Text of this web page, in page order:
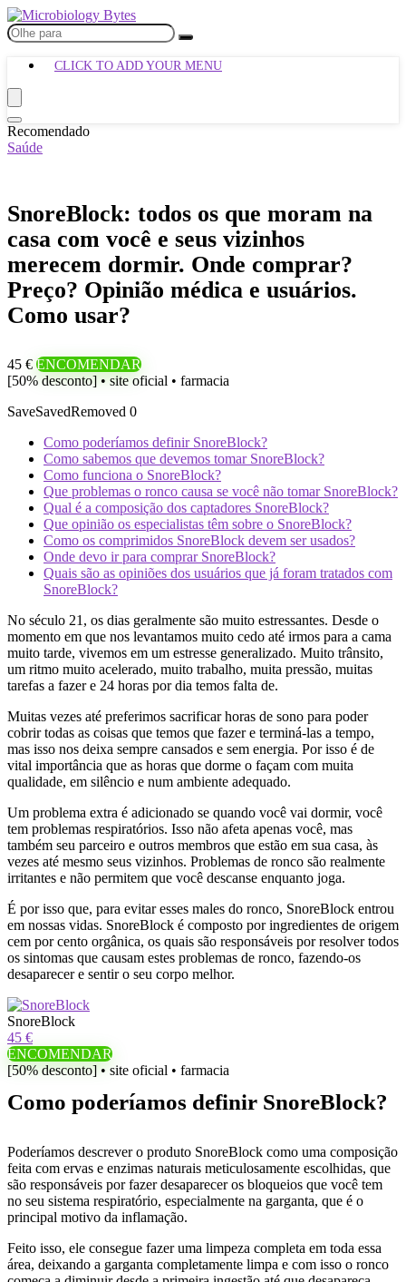
CLICK TO ADD YOUR MENU
Recomendado
Saúde
SnoreBlock: todos os que moram na
casa com você e seus vizinhos
merecem dormir. Onde comprar?
Preço? Opinião médica e usuários.
Como usar?
45 € ENCOMENDAR
[50% desconto] • site oficial • farmacia
SaveSavedRemoved 0
Como poderíamos definir SnoreBlock?
Como sabemos que devemos tomar SnoreBlock?
Como funciona o SnoreBlock?
Que problemas o ronco causa se você não tomar SnoreBlock?
Qual é a composição dos captadores SnoreBlock?
Que opinião os especialistas têm sobre o SnoreBlock?
Como os comprimidos SnoreBlock devem ser usados?
Onde devo ir para comprar SnoreBlock?
Quais são as opiniões dos usuários que já foram tratados com
SnoreBlock?
No século 21, os dias geralmente são muito estressantes. Desde o
momento em que nos levantamos muito cedo até irmos para a cama
muito tarde, vivemos em um estresse generalizado. Muito trânsito,
um ritmo muito acelerado, muito trabalho, muita pressão, muitas
tarefas a fazer e 24 horas por dia temos falta de.
Muitas vezes até preferimos sacrificar horas de sono para poder
cobrir todas as coisas que temos que fazer e terminá-las a tempo,
mas isso nos deixa sempre cansados ​​e sem energia. Por isso é de
vital importância que as horas que dorme o façam com muita
qualidade, em silêncio e num ambiente adequado.
Um problema extra é adicionado se quando você vai dormir, você
tem problemas respiratórios. Isso não afeta apenas você, mas
também seu parceiro e outros membros que estão em sua casa, às
vezes até mesmo seus vizinhos. Problemas de ronco são realmente
irritantes e não permitem que você descanse enquanto joga.
É por isso que, para evitar esses males do ronco, SnoreBlock entrou
em nossas vidas. SnoreBlock é composto por ingredientes de origem
cem por cento orgânica, os quais são responsáveis ​​por resolver todos
os sintomas que causam estes problemas de ronco, fazendo-os
desaparecer e sentir o seu corpo melhor.
SnoreBlock
45 €
ENCOMENDAR
[50% desconto] • site oficial • farmacia
Como poderíamos definir SnoreBlock?
Poderíamos descrever o produto SnoreBlock como uma composição
feita com ervas e enzimas naturais meticulosamente escolhidas, que
são responsáveis ​​por fazer desaparecer os bloqueios que você tem
no seu sistema respiratório, especialmente na garganta, que é o
principal motivo da inflamação.
Feito isso, ele consegue fazer uma limpeza completa em toda essa
área, deixando a garganta completamente limpa e com isso o ronco